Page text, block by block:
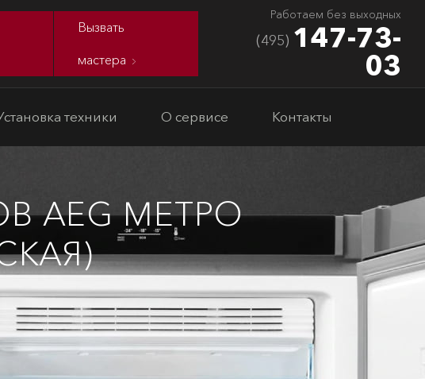
Вызвать
мастера
Работаем без выходных
(495) 147-73-
03
техники О сервисе Контакты
AEG МЕТРО